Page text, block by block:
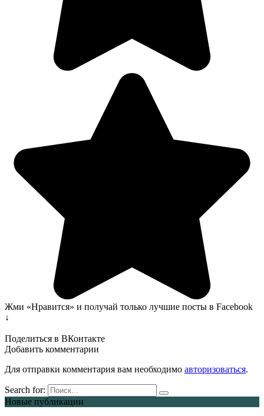
Жми «Нравится» и получай только лучшие посты в Facebook
↓
Поделиться в ВКонтакте
Добавить комментарии
Для отправки комментария вам необходимо авторизоваться.
Search for:
Новые публикации